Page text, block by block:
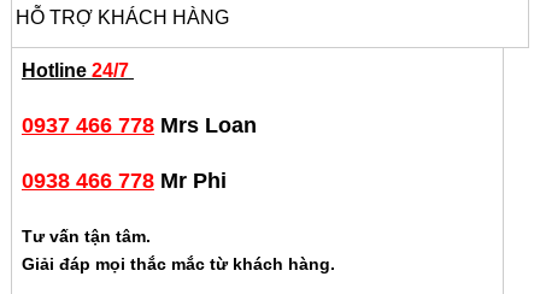
HỖ TRỢ KHÁCH HÀNG
Hotline 24/7
0937 466 778Mrs Loan
0938 466 778Mr Phi
Tư vấn tận tâm.
Giải đáp mọi thắc mắc từ khách hàng.